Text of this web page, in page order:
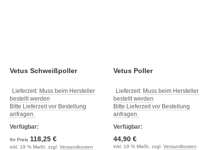
Vetus Schweißpoller
Lieferzeit: Muss beim Hersteller
bestellt werden
Bitte Lieferzeit vor Bestellung
anfragen.
Verfügbar:
Ihr Preis 118,25 €
inkl. 19 % MwSt. zzgl. Versandkosten
Vetus Poller
Lieferzeit: Muss beim Hersteller
bestellt werden
Bitte Lieferzeit vor Bestellung
anfragen.
Verfügbar:
44,90 €
inkl. 19 % MwSt. zzgl. Versandkosten